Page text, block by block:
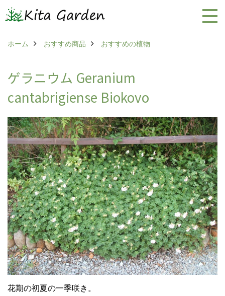
ホーム おすすめ商品 おすすめの植物
ゲラニウム Geranium
cantabrigiense Biokovo
花期の初夏の一季咲き。